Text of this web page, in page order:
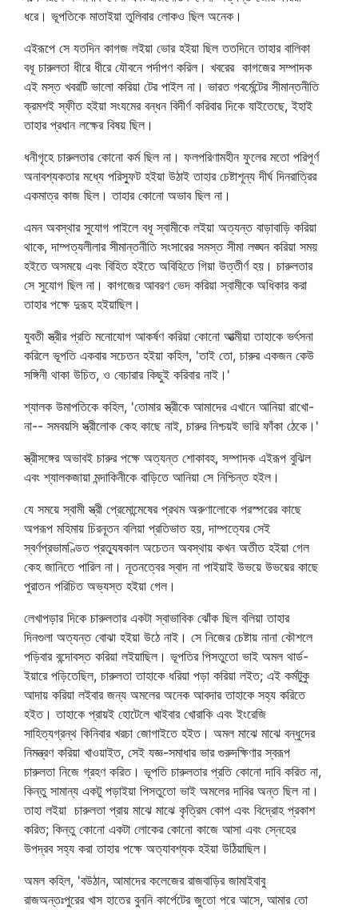
ধরে। ভূপতিকে মাতাইয়া তুলিবার লোকও ছিল অনেক।
এইরূপে সে যতদিন কাগজ লইয়া ভোর হইয়া ছিল ততদিনে তাহার বালিকা
বধূ চারুলতা ধীরে ধীরে যৌবনে পর্দাপণ করিল। খবরের কাগজের সম্পাদক
এই মস্ত খবরটি ভালো করিয়া টের পাইল না। ভারত গবর্মেন্টের সীমান্তনীতি
ক্রমশই স্ফীত হইয়া সংযমের বন্ধন বিদীর্ণ করিবার দিকে যাইতেছে, ইহাই
তাহার প্রধান লক্ষের বিষয় ছিল।
ধনীগৃহে চারুলতার কোনো কর্ম ছিল না। ফলপরিণামহীন ফুলের মতো পরিপূর্ণ
অনাবশ্যকতার মধ্যে পরিস্ফুট হইয়া উঠাই তাহার চেষ্টাশূন্য দীর্ঘ দিনরাত্রির
একমাত্র কাজ ছিল। তাহার কোনো অভাব ছিল না।
এমন অবস্থার সুযোগ পাইলে বধূ স্বামীকে লইয়া অত্যন্ত বাড়াবাড়ি করিয়া
থাকে, দাম্পত্যলীলার সীমান্তনীতি সংসারের সমস্ত সীমা লঙ্ঘন করিয়া সময়
হইতে অসময়ে এবং বিহিত হইতে অবিহিতে গিয়া উত্তীর্ণ হয়। চারুলতার
সে সুযোগ ছিল না। কাগজের আবরণ ভেদ করিয়া স্বামীকে অধিকার করা
তাহার পক্ষে দুরূহ হইয়াছিল।
যুবতী স্ত্রীর প্রতি মনোযোগ আকর্ষণ করিয়া কোনো আত্মীয়া তাহাকে ভর্ৎসনা
করিলে ভূপতি একবার সচেতন হইয়া কহিল, 'তাই তো, চারুর একজন কেউ
সঙ্গিনী থাকা উচিত, ও বেচারার কিছুই করিবার নাই।'
শ্যালক উমাপতিকে কহিল, 'তোমার স্ত্রীকে আমাদের এখানে আনিয়া রাখো-
না-- সমবয়সি স্ত্রীলোক কেহ কাছে নাই, চারুর নিশ্চয়ই ভারি ফাঁকা ঠেকে।'
স্ত্রীসঙ্গের অভাবই চারুর পক্ষে অত্যন্ত শোকাবহ, সম্পাদক এইরূপ বুঝিল
এবং শ্যালকজায়া মন্দাকিনীকে বাড়িতে আনিয়া সে নিশ্চিন্ত হইল।
যে সময়ে স্বামী স্ত্রী প্রেমোন্মেষের প্রথম অরুণালোকে পরস্পরের কাছে
অপরূপ মহিমায় চিরনূতন বলিয়া প্রতিভাত হয়, দাম্পত্যের সেই
স্বর্ণপ্রভামণ্ডিত প্রত্যুষকাল অচেতন অবস্থায় কখন অতীত হইয়া গেল
কেহ জানিতে পারিল না। নূতনত্বের স্বাদ না পাইয়াই উভয়ে উভয়ের কাছে
পুরাতন পরিচিত অভ্যস্ত হইয়া গেল।
লেখাপড়ার দিকে চারুলতার একটা স্বাভাবিক ঝোঁক ছিল বলিয়া তাহার
দিনগুলা অত্যন্ত বোঝা হইয়া উঠে নাই। সে নিজের চেষ্টায় নানা কৌশলে
পড়িবার বন্দোবস্ত করিয়া লইয়াছিল। ভূপতির পিসতুতো ভাই অমল থার্ড-
ইয়ারে পড়িতেছিল, চারুলতা তাহাকে ধরিয়া পড়া করিয়া লইত; এই কর্মটুকু
আদায় করিয়া লইবার জন্য অমলের অনেক আবদার তাহাকে সহ্য করিতে
হইত। তাহাকে প্রায়ই হোটেলে খাইবার খোরাকি এবং ইংরেজি
সাহিত্যগ্রন্থ কিনিবার খরচা জোগাইতে হইত। অমল মাঝে মাঝে বন্ধুদের
নিমন্ত্রণ করিয়া খাওয়াইত, সেই যজ্ঞ-সমাধার ভার গুরুদক্ষিণার স্বরূপ
চারুলতা নিজে গ্রহণ করিত। ভূপতি চারুলতার প্রতি কোনো দাবি করিত না,
কিন্তু সামান্য একটু পড়াইয়া পিসতুতো ভাই অমলের দাবির অন্ত ছিল না।
তাহা লইয়া চারুলতা প্রায় মাঝে মাঝে কৃত্রিম কোপ এবং বিদ্রোহ প্রকাশ
করিত; কিন্তু কোনো একটা লোকের কোনো কাজে আসা এবং স্নেহের
উপদ্রব সহ্য করা তাহার পক্ষে অত্যাবশ্যক হইয়া উঠিয়াছিল।
অমল কহিল, 'বউঠান, আমাদের কলেজের রাজবাড়ির জামাইবাবু
রাজঅন্তঃপুরের খাস হাতের বুননি কার্পেটের জুতো পরে আসে, আমার তো